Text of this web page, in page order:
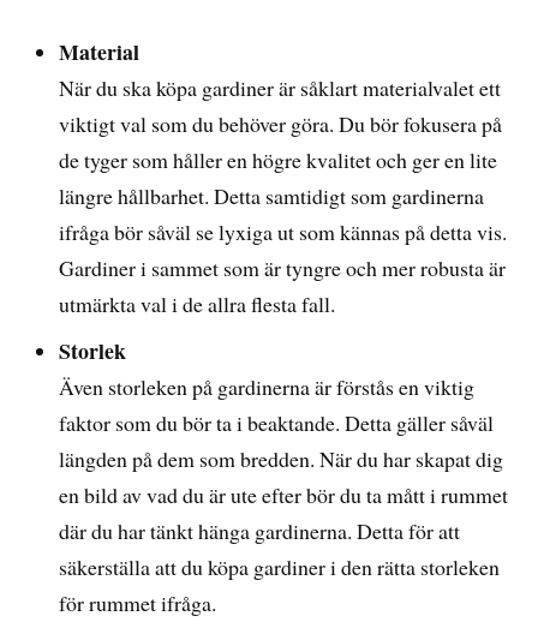
Material
När du ska köpa gardiner är såklart materialvalet ett
viktigt val som du behöver göra. Du bör fokusera på
de tyger som håller en högre kvalitet och ger en lite
längre hållbarhet. Detta samtidigt som gardinerna
ifråga bör såväl se lyxiga ut som kännas på detta vis.
Gardiner i sammet som är tyngre och mer robusta är
utmärkta val i de allra flesta fall.
Storlek
Även storleken på gardinerna är förstås en viktig
faktor som du bör ta i beaktande. Detta gäller såväl
längden på dem som bredden. När du har skapat dig
en bild av vad du är ute efter bör du ta mått i rummet
där du har tänkt hänga gardinerna. Detta för att
säkerställa att du köpa gardiner i den rätta storleken
för rummet ifråga.